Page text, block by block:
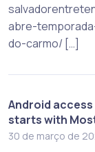
abre-
do-carmo/ […]
Android
starts with
30 de março de